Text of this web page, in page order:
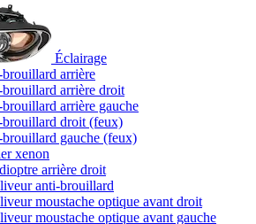
Éclairage
arrière
arrière droit
arrière gauche
droit (feux)
gauche (feux)
xenon
arrière droit
anti-brouillard
moustache optique avant droit
moustache optique avant gauche